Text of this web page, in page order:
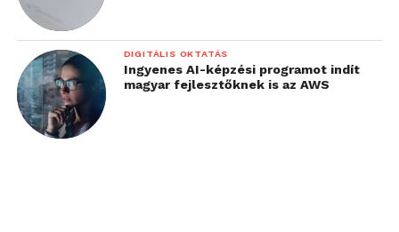
A fényképezéshez szükséges fény bevitelére is
erősen odakoncentrált a Samsung és úgy is
mondhatnánk, hogy ez a gép lényege. Az NX
sorozatú gépekhez jelenleg 12 különböző optika
kapható (ebből a Samsung weboldalán 9-et találunk
meg, ide kattintva
megtalálhatja a maga számára legjobbat. Csak
DIGITÁLIS OKTATÁS
Ingyenes AI-képzési programot indít
magyar fejlesztőknek is az AWS